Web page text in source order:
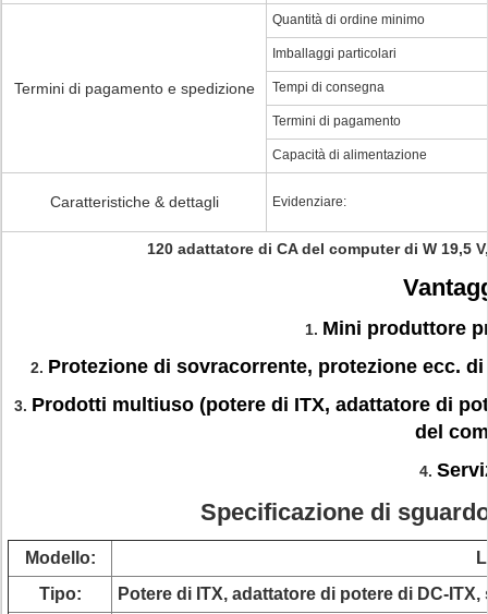
Termini di pagamento e spedizione
Quantità di ordine minimo
Imballaggi particolari
Tempi di consegna
Termini di pagamento
Capacità di alimentazione
Caratteristiche & dettagli Evidenziare:
120 adattatore di CA del computer di W 19,5
1. Mini produttore
2. Protezione di sovracorrente, protezione ecc.
3. Prodotti multiuso (potere di ITX, adattatore di
del
4.
Specificazione di
Modello:
Tipo:
Potere di ITX, adattatore di potere di DC-